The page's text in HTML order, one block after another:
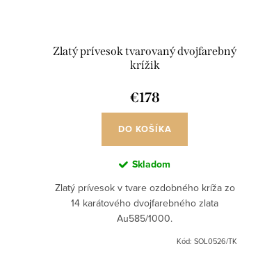
Zlatý prívesok tvarovaný dvojfarebný
krížik
€178
DO KOŠÍKA
Skladom
Zlatý prívesok v tvare ozdobného kríža zo
14 karátového dvojfarebného zlata
Au585/1000.
Kód:SOL0526/TK